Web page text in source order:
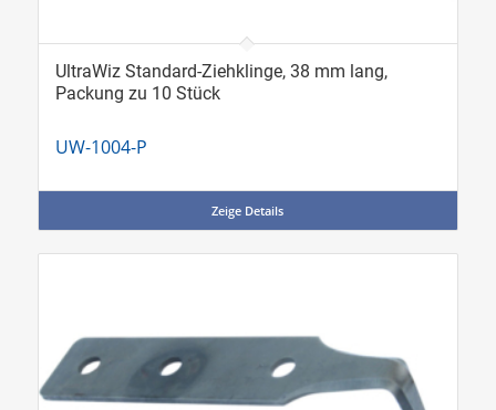
UltraWiz Standard-Ziehklinge, 38 mm lang,
Packung zu 10 Stück
UW-1004-P
Zeige Details